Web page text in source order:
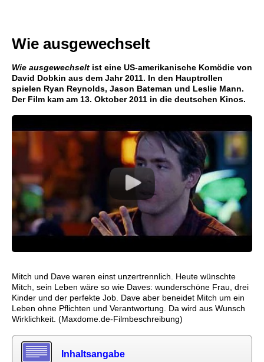
Wie ausgewechselt
Wie ausgewechselt ist eine US-amerikanische Komödie von
David Dobkin aus dem Jahr 2011. In den Hauptrollen
spielen Ryan Reynolds, Jason Bateman und Leslie Mann.
Der Film kam am 13. Oktober 2011 in die deutschen Kinos.
Mitch und Dave waren einst unzertrennlich. Heute wünschte
Mitch, sein Leben wäre so wie Daves: wunderschöne Frau, drei
Kinder und der perfekte Job. Dave aber beneidet Mitch um ein
Leben ohne Pflichten und Verantwortung. Da wird aus Wunsch
Wirklichkeit. (Maxdome.de-Filmbeschreibung)
Inhaltsangabe